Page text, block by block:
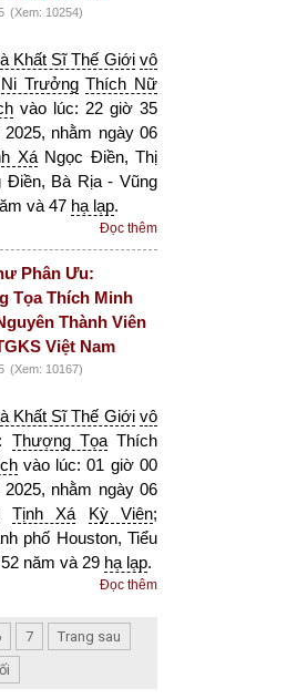
(Xem: 10254)
Khất Sĩ Thế Giới vô
Ni Trưởng Thích Nữ
vào lúc: 22 giờ 35
nhằm ngày 06
XáNgọc Điền, Thị
Điền, Bà Rịa - Vũng
và 47 hạ lạp.
Đọc thêm
Phân Ưu:
Tọa Thích Minh
Thành Viên
Việt Nam
(Xem: 10167)
Khất Sĩ Thế Giới vô
: Thượng TọaThích
vào lúc: 01 giờ 00
nhằm ngày 06
Tịnh Xá Kỳ Viên;
phố Houston, Tiểu
năm và 29 hạ lạp.
Đọc thêm
7
Trang sau